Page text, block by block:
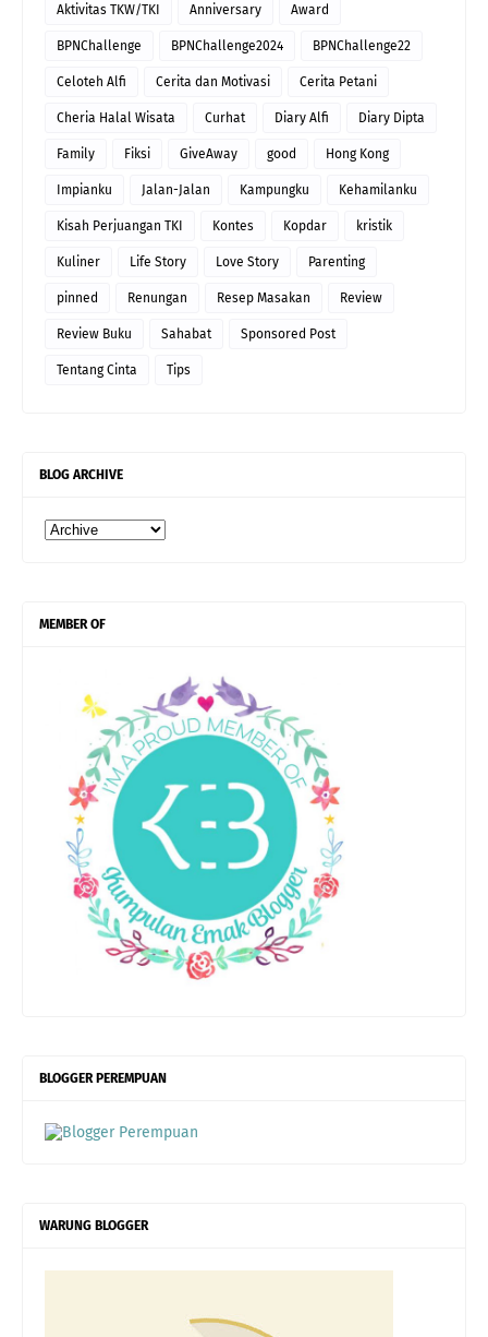
Aktivitas TKW/TKI Anniversary Award
BPNChallenge BPNChallenge2024 BPNChallenge22
Celoteh Alfi Cerita dan Motivasi Cerita Petani
Cheria Halal Wisata Curhat Diary Alfi Diary Dipta
Family Fiksi GiveAway good Hong Kong
Impianku Jalan-Jalan Kampungku Kehamilanku
Kisah Perjuangan TKI Kontes Kopdar kristik
Kuliner Life Story Love Story Parenting
pinned Renungan Resep Masakan Review
Review Buku Sahabat Sponsored Post
Tentang Cinta Tips
BLOG ARCHIVE
MEMBER OF
BLOGGER PEREMPUAN
WARUNG BLOGGER